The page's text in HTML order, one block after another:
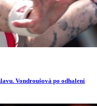
Vondroušová po odhalení